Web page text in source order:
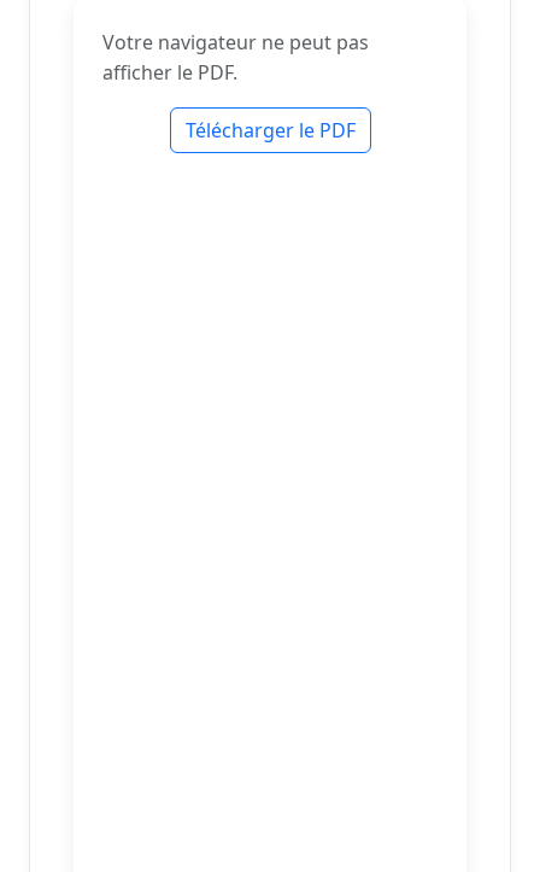
Votre navigateur ne peut pas
afficher le PDF.
Télécharger le PDF